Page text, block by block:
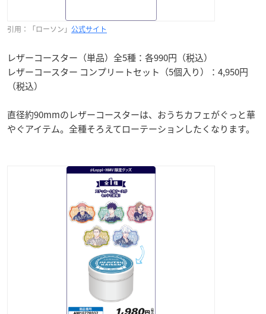
引用：「ローソン」 公式サイト
レザーコースター（単品）全5種：各990円（税込）
レザーコースター コンプリートセット（5個入り）：4,950円
（税込）
直径約90mmのレザーコースターは、おうちカフェがぐっと華
やぐアイテム。全種そろえてローテーションしたくなります。